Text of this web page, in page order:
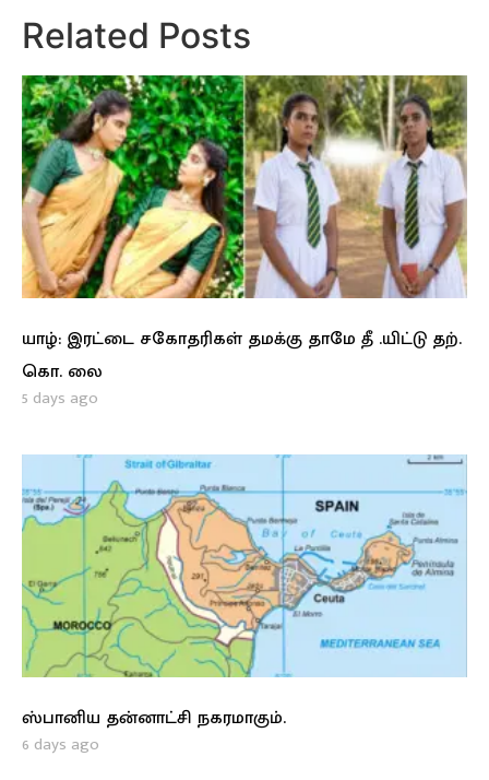
Related Posts
யாழ்: இரட்டை சகோதரிகள் தமக்கு தாமே தீ .யிட்டு தற்.
கொ. லை
5 days ago
ஸ்பானிய தன்னாட்சி நகரமாகும்.
6 days ago